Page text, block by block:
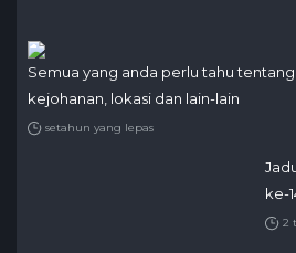
Semua yang anda perlu tahu tentang
kejohanan, lokasi dan lain-lain
setahun yang lepas
ke-
2